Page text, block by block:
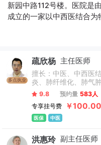
新园中路112号楼。医院是
成立的一家以中西医结合为
多点执业
疏欣杨 主任医师
擅长：中医、中西医
炎、肺纤维化、肺气
支气管扩张、肺栓塞
等呼吸系统疾病。
9.8 预约量 583人
专享挂号费
￥100.00
医保 中医
洪惠玲 副主任医师